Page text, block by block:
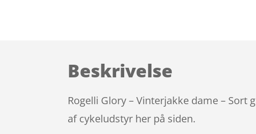
Beskrivelse
Rogelli Glory – Vinterjakke dame – Sort
af cykeludstyr her på siden.